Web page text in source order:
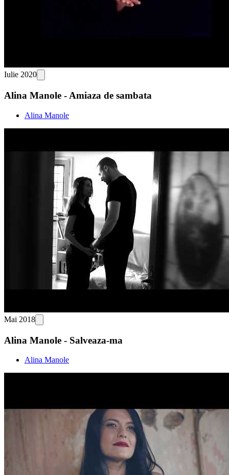
Iulie 2020
Alina Manole - Amiaza de sambata
Alina Manole
Mai 2018
Alina Manole - Salveaza-ma
Alina Manole